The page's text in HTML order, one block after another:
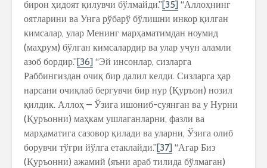
бирон ҳидоят қилувчи бўлмайди.”[35] “Аллоҳнинг
оятларини ва Унга рўбарў бўлишни инкор қилган
кимсалар, улар Менинг марҳаматимдан ноумид
(маҳрум) бўлган кимсалардир ва улар учун аламли
азоб бордир.”[36] “Эй инсонлар, сизларга
Раббингиздан очиқ бир далил келди. Сизларга ҳар
нарсани очиқлаб бергувчи бир нур (Қуръон) нозил
қилдик. Аллоҳ – Ўзига ишониб-суянган ва у Нурни
(Қуръонни) маҳкам ушлаганларни, фазли ва
марҳаматига сазовор қилади ва уларни, Ўзига олиб
борувчи тўғри йўлга етаклайди.”[37] “Агар Биз
(Қуръонни) ажамий (яъни араб тилида бўлмаган)